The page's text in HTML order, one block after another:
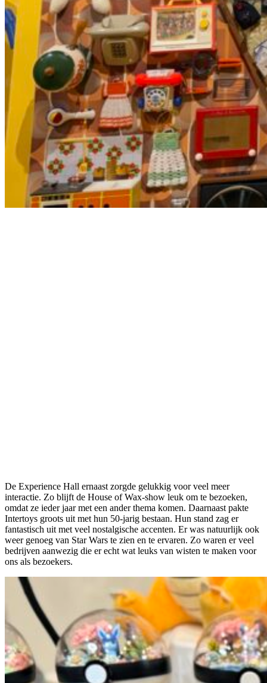
De Experience Hall ernaast zorgde gelukkig voor veel meer
interactie. Zo blijft de House of Wax-show leuk om te bezoeken,
omdat ze ieder jaar met een ander thema komen. Daarnaast pakte
Intertoys groots uit met hun 50-jarig bestaan. Hun stand zag er
fantastisch uit met veel nostalgische accenten. Er was natuurlijk ook
weer genoeg van Star Wars te zien en te ervaren. Zo waren er veel
bedrijven aanwezig die er echt wat leuks van wisten te maken voor
ons als bezoekers.